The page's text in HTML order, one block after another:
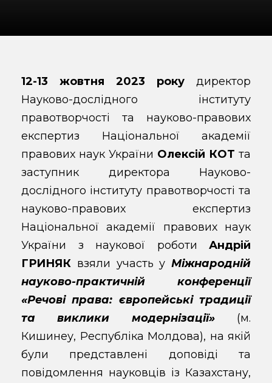
12-13 жовтня 2023 року директор
Науково-дослідного інституту
правотворчості та науково-правових
експертиз Національної академії
правових наук України Олексій КОТ та
заступник директора Науково-
дослідного інституту правотворчості та
науково-правових експертиз
Національної академії правових наук
України з наукової роботи Андрій
ГРИНЯК взяли участь у Міжнародній
науково-практичній конференції
«Речові права: європейські традиції
та виклики модернізації»
(м.
Кишинеу, Республіка Молдова), на якій
були представлені доповіді та
повідомлення науковців із Казахстану,